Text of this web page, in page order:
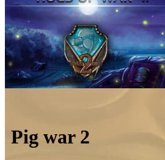
Pig war 2